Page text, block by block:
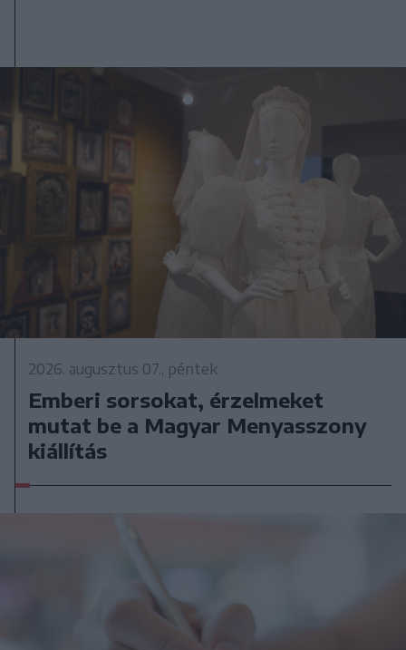
2026. augusztus 07., péntek
Emberi sorsokat, érzelmeket
mutat be a Magyar Menyasszony
kiállítás